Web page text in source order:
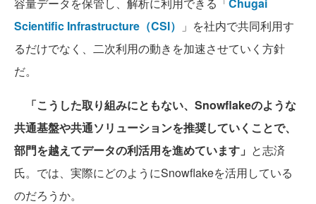
Scientific Infrastructure（CSI）
」を社内で共同利用す
るだけでなく、二次利用の動きを加速させていく方針
だ。
「こうした取り組みにともない、Snowflakeのような
共通基盤や共通ソリューションを推奨していくことで、
部門を越えてデータの利活用を進めています」 と志済
氏。では、実際にどのようにSnowflakeを活用している
のだろうか。